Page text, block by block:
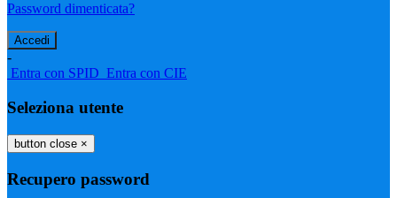
Password dimenticata?
-
Entra con SPID Entra con CIE
Seleziona utente
button close ×
Recupero password